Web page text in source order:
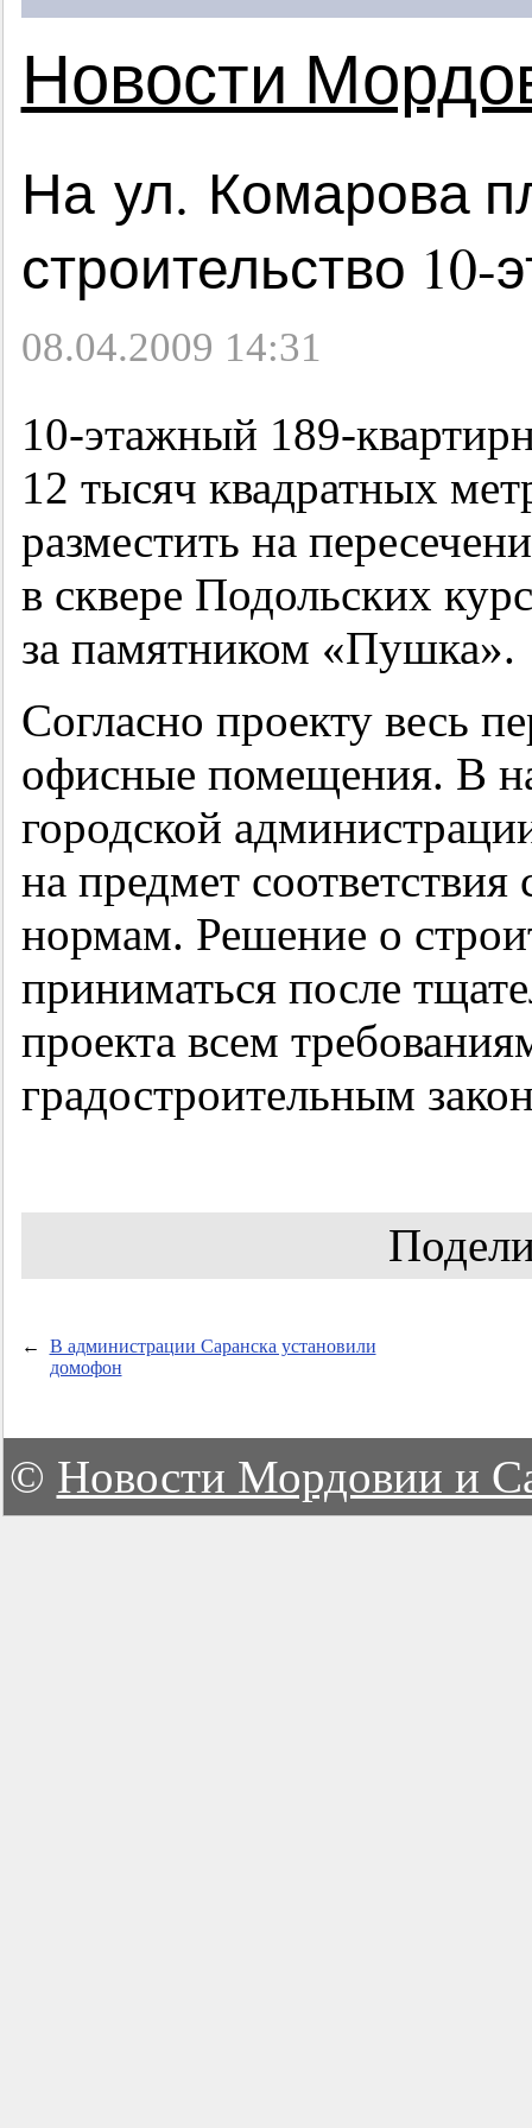
Новости
На ул. Комарова
строительство 10-
08.04.2009 14:31
10-этажный 189-
12 тысяч квадратных
разместить на
в сквере Подольских
за памятником «Пушка».
Согласно проекту весь
офисные помещения. В
городской
на предмет
нормам. Решение о
приниматься после
проекта всем
градостроительным
←
В администрации Саранска установили
домофон
© Новости Мордовии и